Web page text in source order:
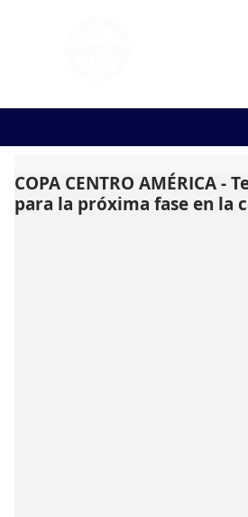
COPA CENTRO AMÉRICA
para la próxima fase en la